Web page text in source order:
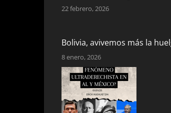
22 febrero, 2026
Bolivia, avivemos más la
8 enero, 2026